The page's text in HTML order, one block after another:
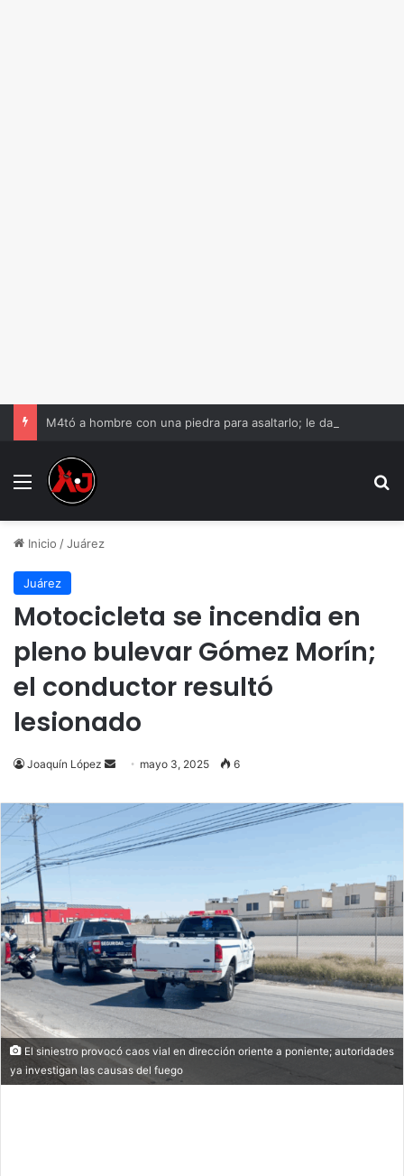
Menu
Inicio /Juárez
Juárez
Motocicleta se incendia en
pleno bulevar Gómez Morín;
el conductor resultó
lesionado
Joaquín López
Send
email
mayo 3, 2025 6
El siniestro provocó caos vial en dirección oriente a poniente; autoridades
ya investigan las causas del fuego